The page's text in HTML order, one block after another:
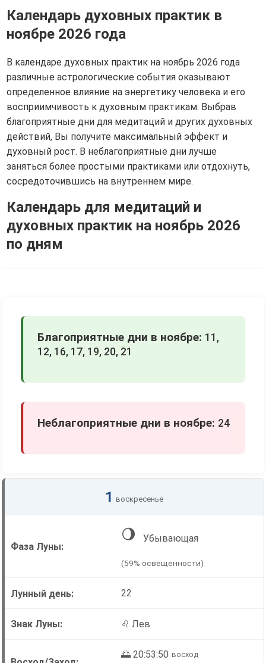
Календарь духовных практик в
ноябре 2026 года
В календаре духовных практик на ноябрь 2026 года
различные астрологические события оказывают
определенное влияние на энергетику человека и его
восприимчивость к духовным практикам. Выбрав
благоприятные дни для медитаций и других духовных
действий, Вы получите максимальный эффект и
духовный рост. В неблагоприятные дни лучше
заняться более простыми практиками или отдохнуть,
сосредоточившись на внутреннем мире.
Календарь для медитаций и
духовных практик на ноябрь 2026
по дням
Благоприятные дни в ноябре: 11,
12, 16, 17, 19, 20, 21
Неблагоприятные дни в ноябре: 24
1 воскресенье
🌖 Убывающая
(59% освещенности)
22
♌ Лев
🌅 20:53:50 восход